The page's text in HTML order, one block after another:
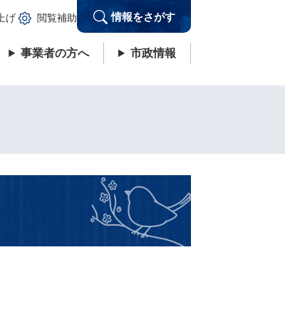
げ 閲覧補助 情報をさがす
事業者の方へ 市政情報